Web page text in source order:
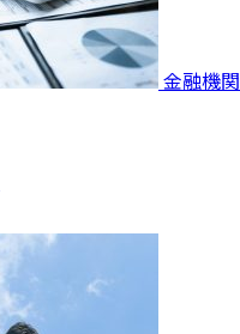
金融機関